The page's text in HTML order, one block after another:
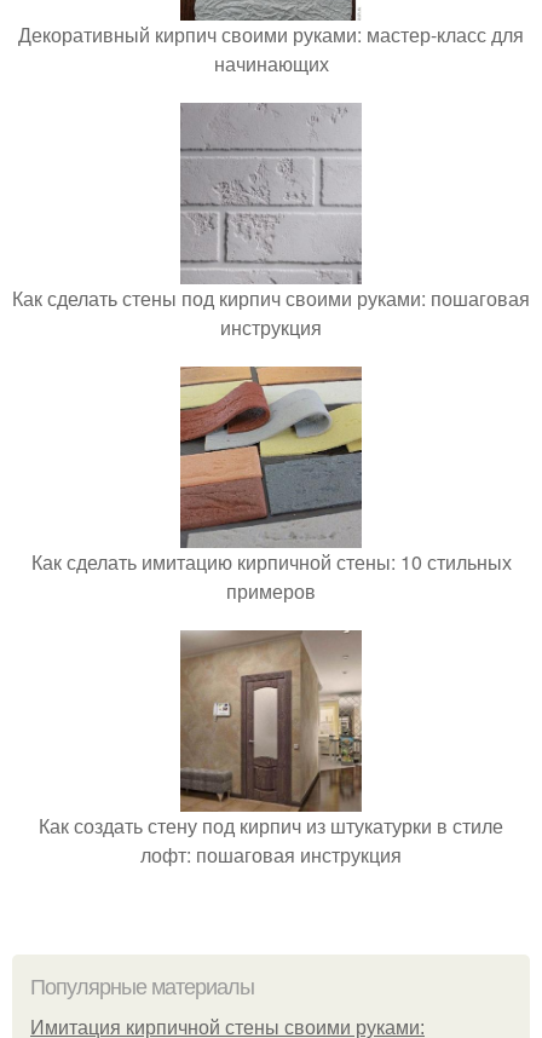
Декоративный кирпич своими руками: мастер-класс для
начинающих
Как сделать стены под кирпич своими руками: пошаговая
инструкция
Как сделать имитацию кирпичной стены: 10 стильных
примеров
Как создать стену под кирпич из штукатурки в стиле
лофт: пошаговая инструкция
Популярные материалы
Имитация кирпичной стены своими руками: